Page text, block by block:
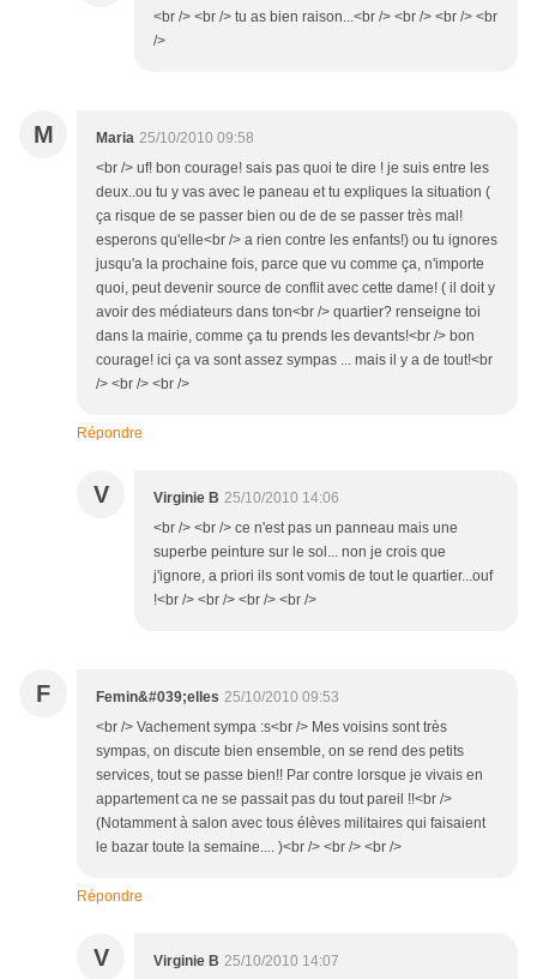
<br /> <br /> tu as bien raison...<br /> <br /> <br /> <br
/>
M Maria 25/10/2010 09:58
<br /> uf! bon courage! sais pas quoi te dire ! je suis entre les
deux..ou tu y vas avec le paneau et tu expliques la situation (
ça risque de se passer bien ou de de se passer très mal!
esperons qu'elle<br /> a rien contre les enfants!) ou tu ignores
jusqu'a la prochaine fois, parce que vu comme ça, n'importe
quoi, peut devenir source de conflit avec cette dame! ( il doit y
avoir des médiateurs dans ton<br /> quartier? renseigne toi
dans la mairie, comme ça tu prends les devants!<br /> bon
courage! ici ça va sont assez sympas ... mais il y a de tout!<br
/> <br /> <br />
Répondre
V Virginie B 25/10/2010 14:06
<br /> <br /> ce n'est pas un panneau mais une
superbe peinture sur le sol... non je crois que
j'ignore, a priori ils sont vomis de tout le quartier...ouf
!<br /> <br /> <br /> <br />
F Femin&#039;elles 25/10/2010 09:53
<br /> Vachement sympa :s<br /> Mes voisins sont très
sympas, on discute bien ensemble, on se rend des petits
services, tout se passe bien!! Par contre lorsque je vivais en
appartement ca ne se passait pas du tout pareil !!<br />
(Notamment à salon avec tous élèves militaires qui faisaient
le bazar toute la semaine.... )<br /> <br /> <br />
Répondre
V Virginie B 25/10/2010 14:07